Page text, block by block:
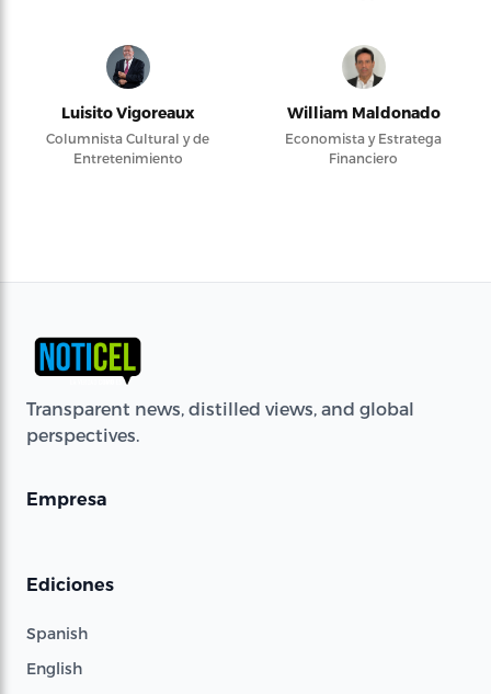
Luisito Vigoreaux
Columnista Cultural y de
Entretenimiento
William Maldonado
Economista y Estratega
Financiero
Transparent news, distilled views, and global
perspectives.
Empresa
Ediciones
Spanish
English